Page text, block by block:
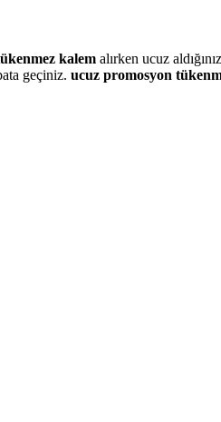
kalem alırken ucuz
geçiniz. ucuz promosyon